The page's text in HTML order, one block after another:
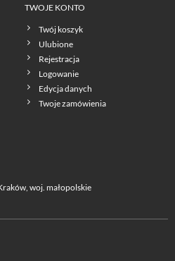
TWOJE KONTO
Twój koszyk
Ulubione
Rejestracja
Logowanie
Edycja danych
Twoje zamówienia
woj. małopolskie